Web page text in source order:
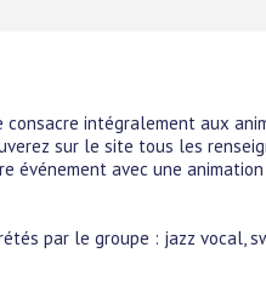
intégralement aux
sur le site tous les
avec une animation
par le groupe : jazz vocal,